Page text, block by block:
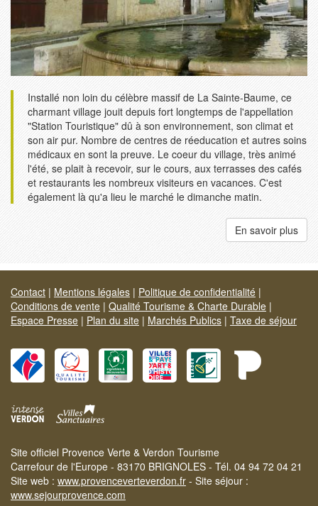
Installé non loin du célèbre massif de La Sainte-Baume, ce
charmant village jouit depuis fort longtemps de l'appellation
"Station Touristique" dû à son environnement, son climat et
son air pur. Nombre de centres de réeducation et autres soins
médicaux en sont la preuve. Le coeur du village, très animé
l'été, se plait à recevoir, sur le cours, aux terrasses des cafés
et restaurants les nombreux visiteurs en vacances. C'est
également là qu'a lieu le marché le dimanche matin.
En savoir plus
Contact | Mentions légales | Politique de confidentialité |
Conditions de vente | Qualité Tourisme & Charte Durable |
Espace Presse | Plan du site | Marchés Publics | Taxe de séjour
Site officiel Provence Verte & Verdon Tourisme
Carrefour de l'Europe - 83170 BRIGNOLES - Tél. 04 94 72 04 21
Site web : www.provenceverteverdon.fr - Site séjour :
www.sejourprovence.com